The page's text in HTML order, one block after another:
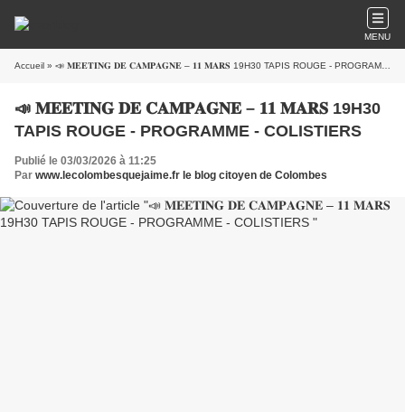
MENU
Accueil » 📣 𝐌𝐄𝐄𝐓𝐈𝐍𝐆 𝐃𝐄 𝐂𝐀𝐌𝐏𝐀𝐆𝐍𝐄 – 𝟏𝟏 𝐌𝐀𝐑𝐒 19H30 TAPIS ROUGE - PROGRAMME - COLISTIERS
📣 𝐌𝐄𝐄𝐓𝐈𝐍𝐆 𝐃𝐄 𝐂𝐀𝐌𝐏𝐀𝐆𝐍𝐄 – 𝟏𝟏 𝐌𝐀𝐑𝐒 19H30
TAPIS ROUGE - PROGRAMME - COLISTIERS
Publié le 03/03/2026 à 11:25
Par www.lecolombesquejaime.fr le blog citoyen de Colombes